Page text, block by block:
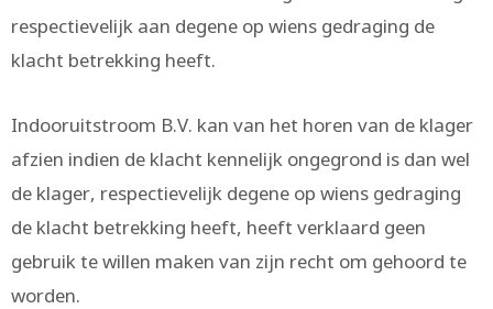
respectievelijk aan degene op wiens gedraging de
klacht betrekking heeft.
Indooruitstroom B.V. kan van het horen van de klager
afzien indien de klacht kennelijk ongegrond is dan wel
de klager, respectievelijk degene op wiens gedraging
de klacht betrekking heeft, heeft verklaard geen
gebruik te willen maken van zijn recht om gehoord te
worden.